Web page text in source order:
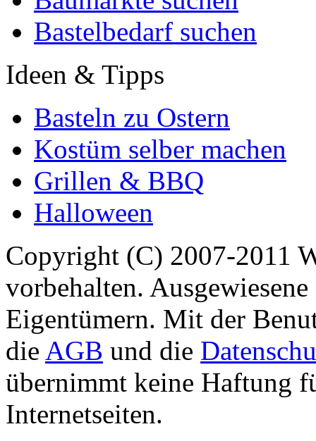
Bastelbedarf suchen
Ideen & Tipps
Basteln zu Ostern
Kostüm selber machen
Grillen & BBQ
Halloween
Copyright (C) 2007-2011
vorbehalten.
Eigentümern. Mit der
die AGB und die
übernimmt keine Haftung
Internetseiten.